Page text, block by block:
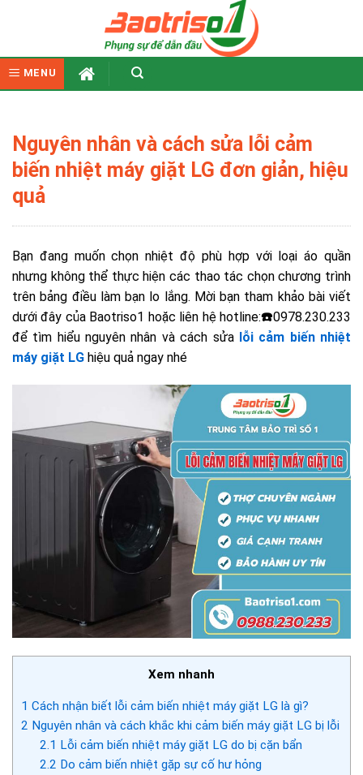
MENU
Nguyên nhân và cách sửa lỗi cảm
biến nhiệt máy giặt LG đơn giản, hiệu
quả
Bạn đang muốn chọn nhiệt độ phù hợp với loại áo quần
nhưng không thể thực hiện các thao tác chọn chương trình
trên bảng điều làm bạn lo lắng. Mời bạn tham khảo bài viết
dưới đây của Baotriso1 hoặc liên hệ hotline:☎️0978.230.233
để tìm hiểu nguyên nhân và cách sửa lỗi cảm biến nhiệt
máy giặt LG hiệu quả ngay nhé
Xem nhanh
1 Cách nhận biết lỗi cảm biến nhiệt máy giặt LG là gì?
2 Nguyên nhân và cách khắc khi cảm biến máy giặt LG bị lỗi
2.1 Lỗi cảm biến nhiệt máy giặt LG do bị cặn bẩn
2.2 Do cảm biến nhiệt gặp sự cố hư hỏng